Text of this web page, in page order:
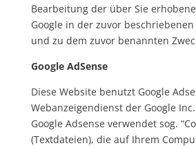
Bearbeitung der über Sie
Google in der zuvor
und zu dem zuvor benannten
Google AdSense
Diese Website benutzt Google
Webanzeigendienst der Google Inc.,
Google Adsense verwendet sog.
(Textdateien), die auf Ihrem